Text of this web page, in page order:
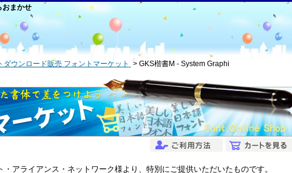
おまかせ
ダウンロード販売 フォントマーケット GKS楷書M - System Graphi
アライアンス・ネットワーク様より、特別にご提供いただいたものです。